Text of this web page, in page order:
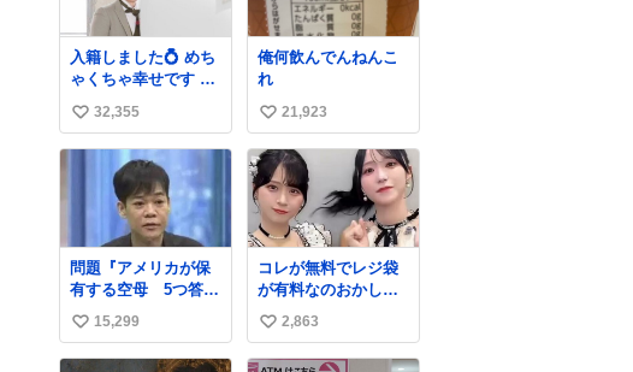
入籍しました💍 めち
ゃくちゃ幸せです 家
庭を守るためにも頑
張ります！
い
い
32,355
俺何飲んでんねんこ
れ
い
い
ね
数
21,923
問題『アメリカが保
有する空母 5つ答え
よ』 名倉「ホンマご
めん、日本」
い
い
15,299
コレが無料でレジ袋
が有料なのおかしい
って
い
い
2,863